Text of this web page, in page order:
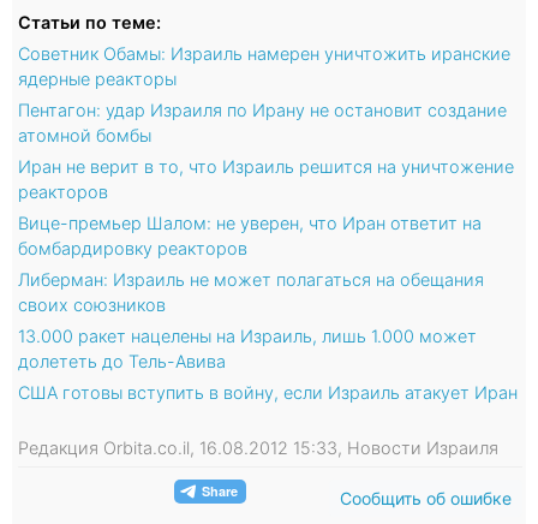
Статьи по теме:
Советник Обамы: Израиль намерен уничтожить иранские
ядерные реакторы
Пентагон: удар Израиля по Ирану не остановит создание
атомной бомбы
Иран не верит в то, что Израиль решится на уничтожение
реакторов
Вице-премьер Шалом: не уверен, что Иран ответит на
бомбардировку реакторов
Либерман: Израиль не может полагаться на обещания
своих союзников
13.000 ракет нацелены на Израиль, лишь 1.000 может
долететь до Тель-Авива
США готовы вступить в войну, если Израиль атакует Иран
Редакция Orbita.co.il, 16.08.2012 15:33, Новости Израиля
Сообщить об ошибке